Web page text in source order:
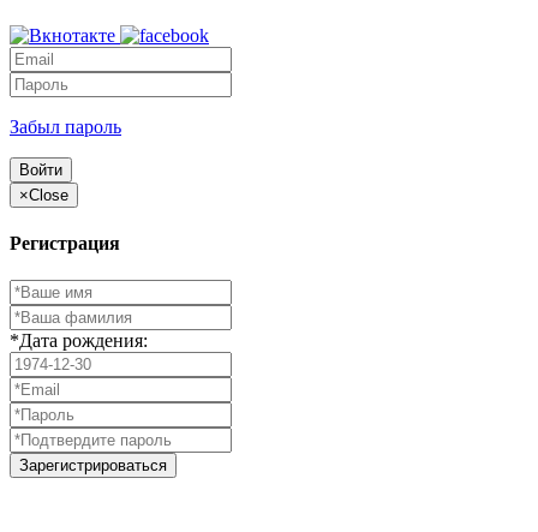
Забыл пароль
Войти
×Close
Регистрация
*Дата рождения:
Зарегистрироваться